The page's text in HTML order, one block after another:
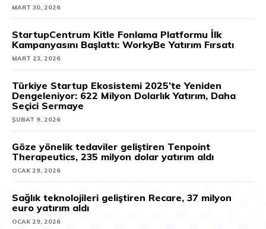
MART 30, 2026
StartupCentrum Kitle Fonlama Platformu İlk
Kampanyasını Başlattı: WorkyBe Yatırım Fırsatı
MART 23, 2026
Türkiye Startup Ekosistemi 2025’te Yeniden
Dengeleniyor: 622 Milyon Dolarlık Yatırım, Daha
Seçici Sermaye
ŞUBAT 9, 2026
Göze yönelik tedaviler geliştiren Tenpoint
Therapeutics, 235 milyon dolar yatırım aldı
OCAK 29, 2026
Sağlık teknolojileri geliştiren Recare, 37 milyon
euro yatırım aldı
OCAK 29, 2026